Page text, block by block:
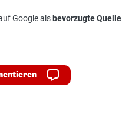
Google als bevorzugte Quelle